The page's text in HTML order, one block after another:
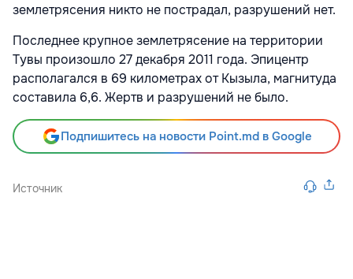
землетрясения никто не пострадал, разрушений нет.
Последнее крупное землетрясение на территории
Тувы произошло 27 декабря 2011 года. Эпицентр
располагался в 69 километрах от Кызыла, магнитуда
составила 6,6. Жертв и разрушений не было.
Подпишитесь на новости Point.md в Google
Источник